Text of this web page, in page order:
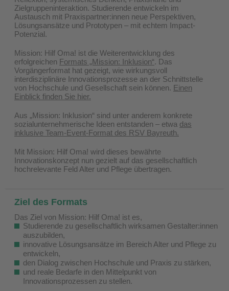
Zielgruppeninteraktion. Studierende entwickeln im
Austausch mit Praxispartner:innen neue Perspektiven,
Lösungsansätze und Prototypen – mit echtem Impact-
Potenzial.
Mission: Hilf Oma! ist die Weiterentwicklung des
erfolgreichen Formats „Mission: Inklusion“. Das
Vorgängerformat hat gezeigt, wie wirkungsvoll
interdisziplinäre Innovationsprozesse an der Schnittstelle
von Hochschule und Gesellschaft sein können. Einen
Einblick finden Sie hier.
Aus „Mission: Inklusion“ sind unter anderem konkrete
sozialunternehmerische Ideen entstanden – etwa das
inklusive Team-Event-Format des RSV Bayreuth.
Mit Mission: Hilf Oma! wird dieses bewährte
Innovationskonzept nun gezielt auf das gesellschaftlich
hochrelevante Feld Alter und Pflege übertragen.
Ziel des Formats
Das Ziel von Mission: Hilf Oma! ist es,
Studierende zu gesellschaftlich wirksamen Gestalter:innen
auszubilden,
innovative Lösungsansätze im Bereich Alter und Pflege zu
entwickeln,
den Dialog zwischen Hochschule und Praxis zu stärken,
und reale Bedarfe in den Mittelpunkt von
Innovationsprozessen zu stellen.